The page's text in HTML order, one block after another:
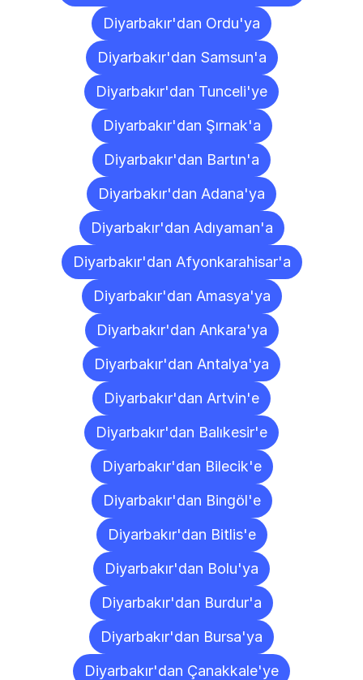
Diyarbakır'dan Ordu'ya
Diyarbakır'dan Samsun'a
Diyarbakır'dan Tunceli'ye
Diyarbakır'dan Şırnak'a
Diyarbakır'dan Bartın'a
Diyarbakır'dan Adana'ya
Diyarbakır'dan Adıyaman'a
Diyarbakır'dan Afyonkarahisar'a
Diyarbakır'dan Amasya'ya
Diyarbakır'dan Ankara'ya
Diyarbakır'dan Antalya'ya
Diyarbakır'dan Artvin'e
Diyarbakır'dan Balıkesir'e
Diyarbakır'dan Bilecik'e
Diyarbakır'dan Bingöl'e
Diyarbakır'dan Bitlis'e
Diyarbakır'dan Bolu'ya
Diyarbakır'dan Burdur'a
Diyarbakır'dan Bursa'ya
Diyarbakır'dan Çanakkale'ye